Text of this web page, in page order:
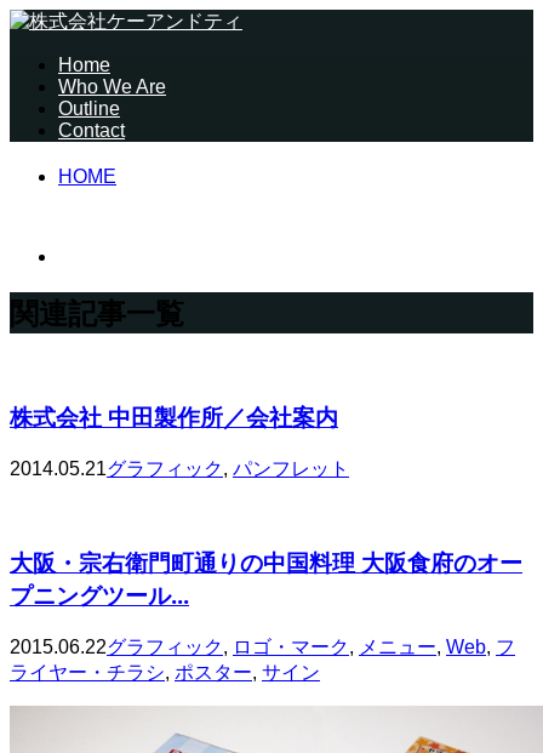
Home
Who We Are
Outline
Contact
HOME
関連記事一覧
株式会社 中田製作所／会社案内
2014.05.21グラフィック, パンフレット
大阪・宗右衛門町通りの中国料理 大阪食府のオー
プニングツール...
2015.06.22グラフィック, ロゴ・マーク, メニュー, Web, フ
ライヤー・チラシ, ポスター, サイン